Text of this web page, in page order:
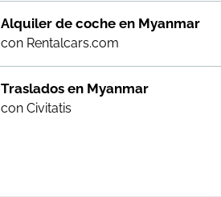
Alquiler de coche en Myanmar
con Rentalcars.com
Traslados en Myanmar
con Civitatis